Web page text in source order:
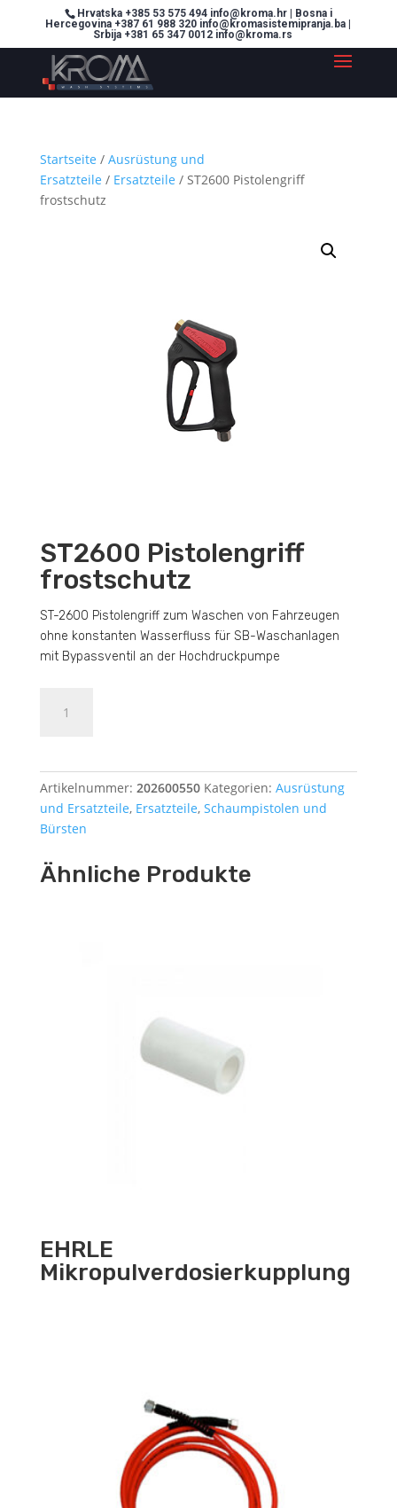
Hrvatska +385 53 575 494 info@kroma.hr | Bosna i
Hercegovina +387 61 988 320 info@kromasistemipranja.ba |
Srbija +381 65 347 0012 info@kroma.rs
Startseite / Ausrüstung und
Ersatzteile / Ersatzteile / ST2600 Pistolengriff
frostschutz
ST2600 Pistolengriff
frostschutz
ST-2600 Pistolengriff zum Waschen von Fahrzeugen
ohne konstanten Wasserfluss für SB-Waschanlagen
mit Bypassventil an der Hochdruckpumpe
Pistolengriff
Artikelnummer: 202600550 Kategorien: Ausrüstung
und Ersatzteile, Ersatzteile, Schaumpistolen und
Bürsten
Ähnliche Produkte
EHRLE
Mikropulverdosierkupplung